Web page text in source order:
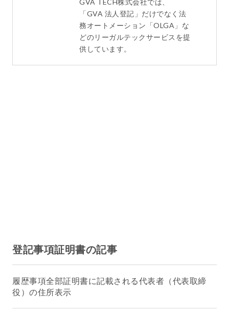
「GVA 法人登記」だけでなく法
務オートメーション「OLGA」な
どのリーガルテックサービスを提
供しています。
登記事項証明書の記事
履歴事項全部証明書に記載される代表者（代表取締
役）の住所表示